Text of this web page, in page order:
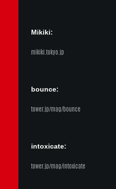
Mikiki:
mikiki.tokyo.jp
bounce:
tower.jp/mag/bounce
intoxicate:
tower.jp/mag/intoxicate